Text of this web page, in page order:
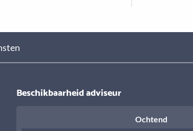
Beschikbaarheid adviseur
Ochtend